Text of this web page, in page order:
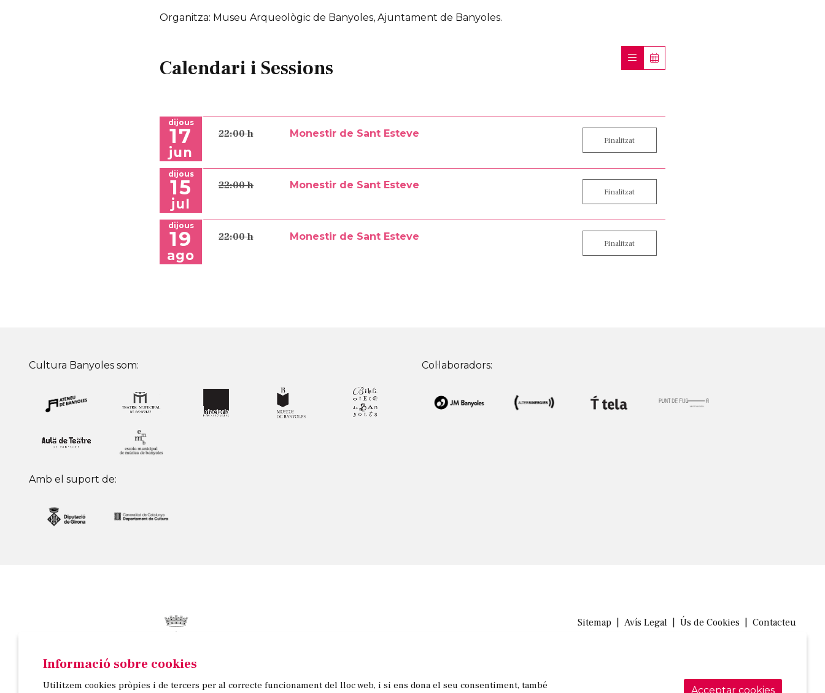
Organitza: Museu Arqueològic de Banyoles, Ajuntament de Banyoles.
Calendari i Sessions
dijous
17
jun
22:00 h Monestir de Sant Esteve
Finalitzat
dijous
15
jul
22:00 h Monestir de Sant Esteve
Finalitzat
dijous
19
ago
22:00 h Monestir de Sant Esteve
Finalitzat
Cultura Banyoles som:
Amb el suport de:
Col·laboradors:
Sitemap Avís Legal Ús de Cookies Contacteu
Informació sobre cookies
Utilitzem cookies pròpies i de tercers per al correcte funcionament del lloc web, i si ens dona el seu consentiment, també
Acceptar cookies